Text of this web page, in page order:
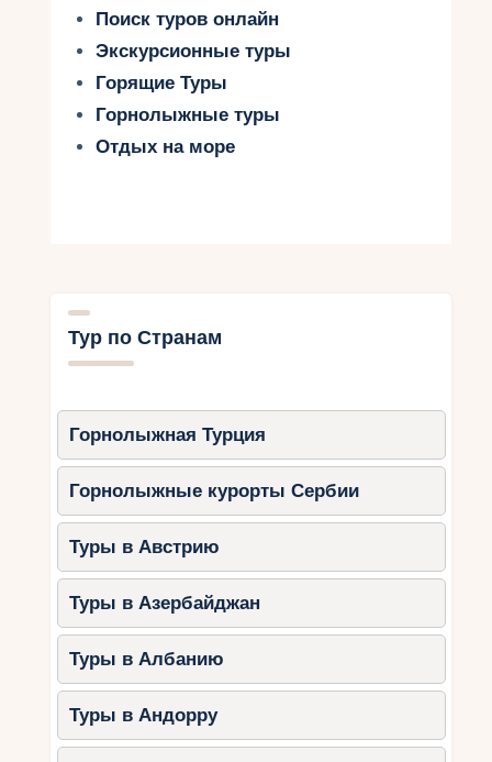
Поиск туров онлайн
Экскурсионные туры
Горящие Туры
Горнолыжные туры
Отдых на море
Тур по Странам
Горнолыжная Турция
Горнолыжные курорты Сербии
Туры в Австрию
Туры в Азербайджан
Туры в Албанию
Туры в Андорру